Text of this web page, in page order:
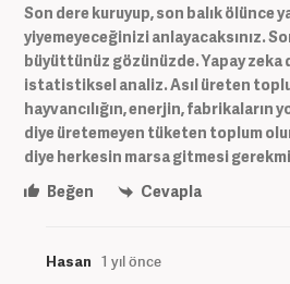
Son dere kuruyup, son balık ölünce
yiyemeyeceğinizi anlayacaksınız.
büyüttünüz gözünüzde. Yapay
istatistiksel analiz. Asıl üreten
hayvancılığın, enerjin, fabrikaların
diye üretemeyen tüketen toplum
diye herkesin marsa gitmesi
Beğen
Cevapla
Hasan 1 yıl önce